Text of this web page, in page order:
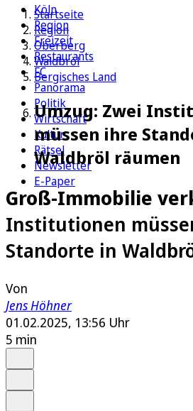
Köln
Region
Freizeit
Restaurants
FC
Panorama
Politik
Wirtschaft
Kultur
Rätsel
Newsletter
E-Paper
Startseite
Region
Oberberg
Waldbröl
Bergisches Land
Umzug: Zwei
müssen ihre
Waldbröl räumen
Groß-Immobilie
Institutionen
Standorte in
Von
Jens Höhner
01.02.2025, 13:56 Uhr
5 min